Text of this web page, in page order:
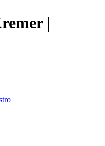
|